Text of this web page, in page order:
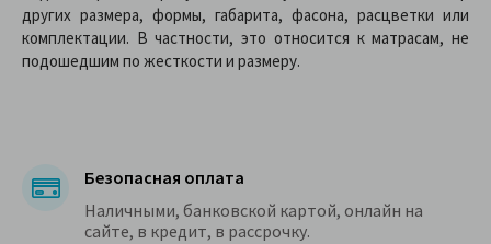
других размера, формы, габарита, фасона, расцветки или
комплектации. В частности, это относится к матрасам, не
подошедшим по жесткости и размеру.
Безопасная оплата
Наличными, банковской картой, онлайн на
сайте, в кредит, в рассрочку.